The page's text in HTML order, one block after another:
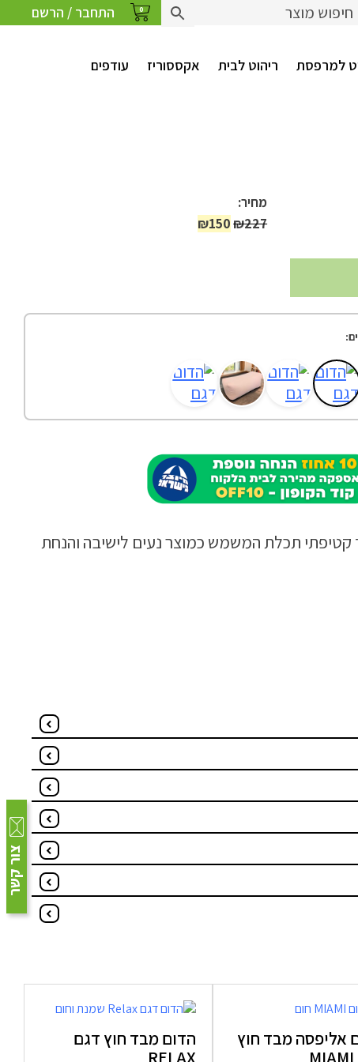
צור קשר
התחבר / הרשם 0
למרפסת ריהוט לבית אקססוריז עודפים
מחיר:
₪227
המחיר
₪150
המחיר
קטיפתי תכלת המשמש כמוצר נעים לישיבה והנחת
אליפסה מבד חוץ
הדום מבד חוץ דגם
RELAX